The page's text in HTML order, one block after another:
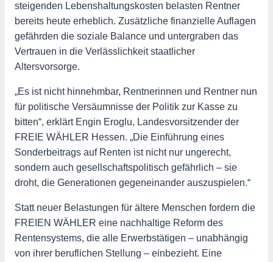
steigenden Lebenshaltungskosten belasten Rentner
bereits heute erheblich. Zusätzliche finanzielle Auflagen
gefährden die soziale Balance und untergraben das
Vertrauen in die Verlässlichkeit staatlicher
Altersvorsorge.
„Es ist nicht hinnehmbar, Rentnerinnen und Rentner nun
für politische Versäumnisse der Politik zur Kasse zu
bitten“, erklärt Engin Eroglu, Landesvorsitzender der
FREIE WÄHLER Hessen. „Die Einführung eines
Sonderbeitrags auf Renten ist nicht nur ungerecht,
sondern auch gesellschaftspolitisch gefährlich – sie
droht, die Generationen gegeneinander auszuspielen.“
Statt neuer Belastungen für ältere Menschen fordern die
FREIEN WÄHLER eine nachhaltige Reform des
Rentensystems, die alle Erwerbstätigen – unabhängig
von ihrer beruflichen Stellung – einbezieht. Eine